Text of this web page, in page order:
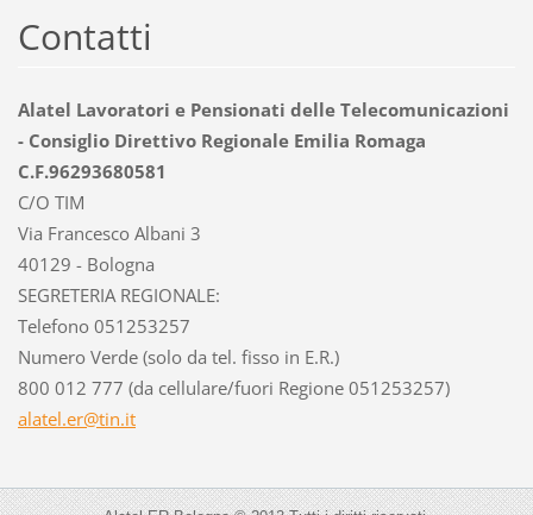
Contatti
Alatel Lavoratori e Pensionati delle Telecomunicazioni
- Consiglio Direttivo Regionale Emilia Romaga
C.F.96293680581
C/O TIM
Via Francesco Albani 3
40129 - Bologna
SEGRETERIA REGIONALE:
Telefono 051253257
Numero Verde (solo da tel. fisso in E.R.)
800 012 777 (da cellulare/fuori Regione 051253257)
alatel.er@tin.it